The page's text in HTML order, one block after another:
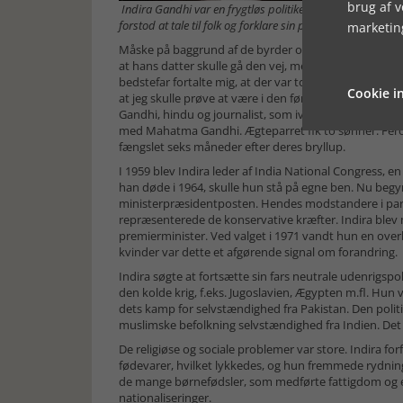
Indira Gandhi var en frygtløs politiker og kvinde, som
forstod at tale til folk og forklare sin politik. I de
Måske på baggrund af de byrder og den utryghed
at hans datter skulle gå den vej, men hun valgte den
bedstefar fortalte mig, at der var to slags
at jeg skulle prøve at være i den første gruppe, for
Gandhi, hindu og journalist, som ivrigt støttede
med Mahatma Gandhi. Ægteparret fik to sønner.
fængslet seks måneder efter deres bryllup.
I 1959 blev Indira leder af India National Congress,
han døde i 1964, skulle hun stå på egne ben. Nu
ministerpræsidentposten. Hendes modstandere i
repræsenterede de konservative kræfter. Indira blev
premierminister. Ved valget i 1971 vandt hun en
kvinder var dette et afgørende signal om forandring.
Indira søgte at fortsætte sin fars neutrale
den kolde krig, f.eks. Jugoslavien, Ægypten m.fl.
dets kamp for selvstændighed fra Pakistan. Den
muslimske befolkning selvstændighed fra Indien.
De religiøse og sociale problemer var store. Indira
fødevarer, hvilket lykkedes, og hun fremmede
de mange børnefødsler, som medførte fattigdom
nationaliseringer.
brug af
Cookie